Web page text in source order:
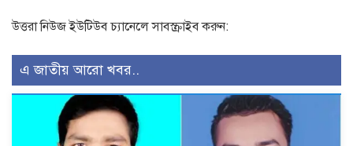
উত্তরা নিউজ ইউটিউব চ্যানেলে সাবস্ক্রাইব করুন:
এ জাতীয় আরো খবর..